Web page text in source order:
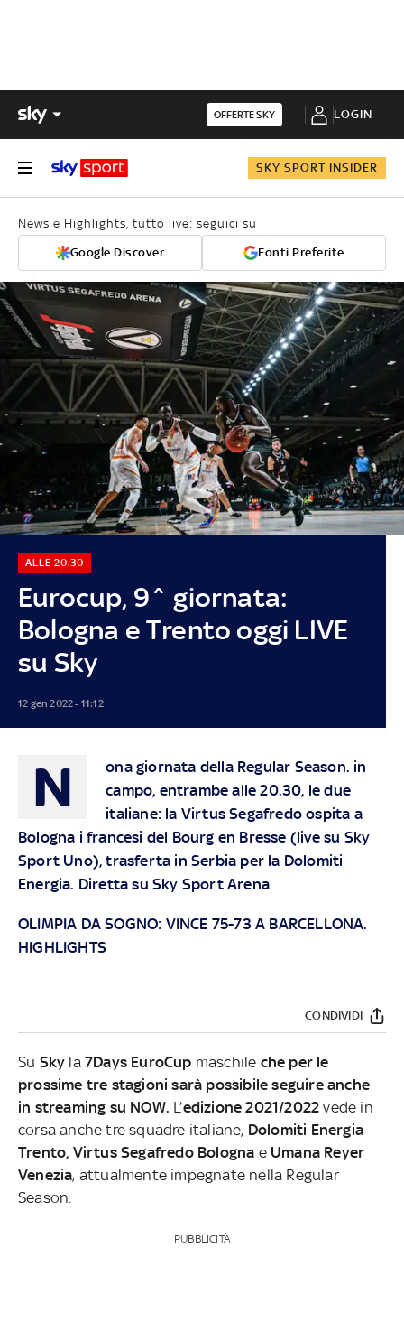
OFFERTE SKY LOGIN
SKY SPORT INSIDER
News e Highlights, tutto live: seguici su
Google Discover Fonti Preferite
Eurocup, 9^ giornata:
Bologna e Trento oggi LIVE
su Sky
ALLE 20.30
12 gen 2022 - 11:12
N
ona giornata della Regular Season. in
campo, entrambe alle 20.30, le due
italiane: la Virtus Segafredo ospita a
Bologna i francesi del Bourg en Bresse (live su Sky
Sport Uno), trasferta in Serbia per la Dolomiti
Energia. Diretta su Sky Sport Arena
OLIMPIA DA SOGNO: VINCE 75-73 A BARCELLONA.
HIGHLIGHTS
CONDIVIDI
Su Sky la7Days EuroCup maschile che per le
prossime tre stagioni sarà possibile seguire anche
in streaming su NOW. L’edizione 2021/2022vede in
corsa anche tre squadre italiane, Dolomiti Energia
Trento, Virtus Segafredo Bologna eUmana Reyer
Venezia, attualmente impegnate nella Regular
Season.
PUBBLICITÀ